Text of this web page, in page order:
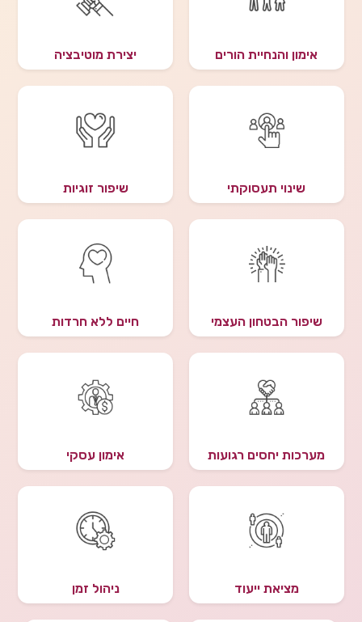
אימון והנחיית הורים יצירת מוטיבציה
שינוי תעסוקתי שיפור זוגיות
שיפור הבטחון העצמי חיים ללא חרדות
מערכות יחסים רגועות אימון עסקי
מציאת ייעוד ניהול זמן